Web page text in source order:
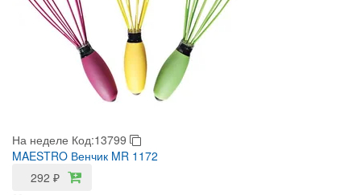
На неделе Код:13799
MAESTRO Венчик MR 1172
292 ₽